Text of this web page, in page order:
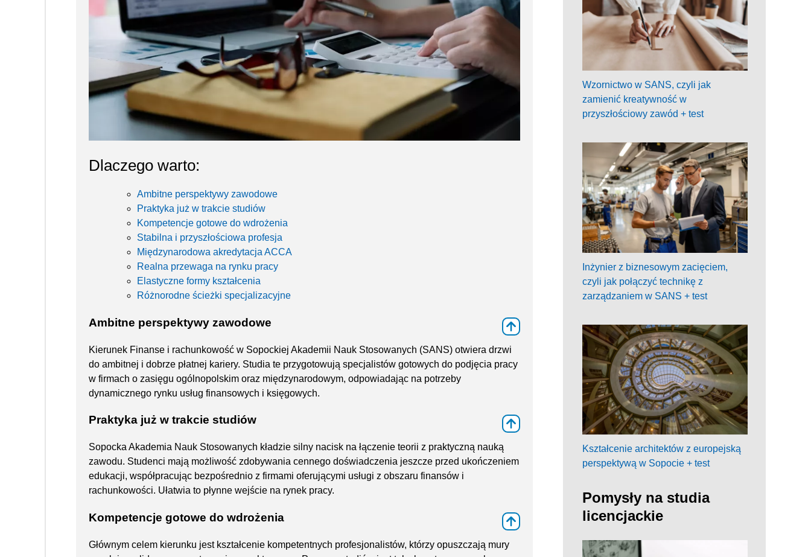
Dlaczego warto:
Ambitne perspektywy zawodowe
Praktyka już w trakcie studiów
Kompetencje gotowe do wdrożenia
Stabilna i przyszłościowa profesja
Międzynarodowa akredytacja ACCA
Realna przewaga na rynku pracy
Elastyczne formy kształcenia
Różnorodne ścieżki specjalizacyjne
Ambitne perspektywy zawodowe
Kierunek Finanse i rachunkowość w Sopockiej Akademii Nauk Stosowanych (SANS) otwiera drzwi
do ambitnej i dobrze płatnej kariery. Studia te przygotowują specjalistów gotowych do podjęcia pracy
w firmach o zasięgu ogólnopolskim oraz międzynarodowym, odpowiadając na potrzeby
dynamicznego rynku usług finansowych i księgowych.
Praktyka już w trakcie studiów
Sopocka Akademia Nauk Stosowanych kładzie silny nacisk na łączenie teorii z praktyczną nauką
zawodu. Studenci mają możliwość zdobywania cennego doświadczenia jeszcze przed ukończeniem
edukacji, współpracując bezpośrednio z firmami oferującymi usługi z obszaru finansów i
rachunkowości. Ułatwia to płynne wejście na rynek pracy.
Kompetencje gotowe do wdrożenia
Głównym celem kierunku jest kształcenie kompetentnych profesjonalistów, którzy opuszczają mury
Wzornictwo w SANS, czyli jak
zamienić kreatywność w
przyszłościowy zawód + test
Inżynier z biznesowym zacięciem,
czyli jak połączyć technikę z
zarządzaniem w SANS + test
Kształcenie architektów z europejską
perspektywą w Sopocie + test
Pomysły na studia
licencjackie